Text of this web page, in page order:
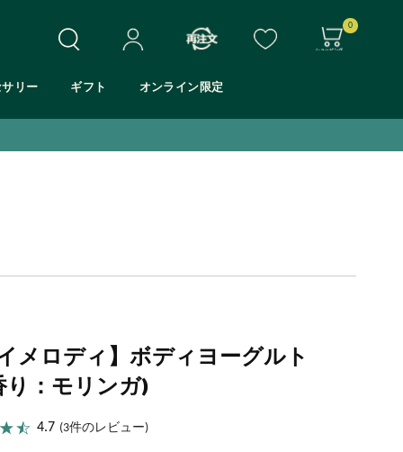
0
リンガ マンゴー
アロエ
リー ギフト オンライン限定
メロディ】ボディヨーグルト
り：モリンガ)
4.7 (3件のレビュー)